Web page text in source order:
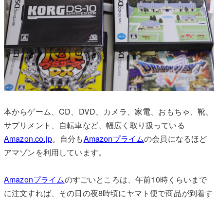
本からゲーム、CD、DVD、カメラ、家電、おもちゃ、靴、
サプリメント、自転車など、幅広く取り扱っている
Amazon.co.jp。自分もAmazonプライムの会員になるほど
アマゾンを利用しています。
Amazonプライムのすごいところは、午前10時くらいまで
に注文すれば、その日の夜8時頃にヤマト便で商品が到着す